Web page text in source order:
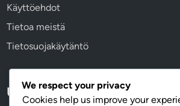
Käyttöehdot
Tietoa meistä
Tietosuojakäytäntö
Uusimmat julkaisut
We respect your privacy
Cookies help us improve your